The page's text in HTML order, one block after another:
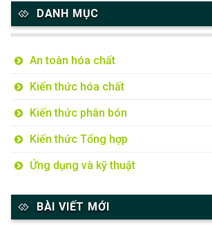
DANH MỤC
An toàn hóa chất
Kiến thức hóa chất
Kiến thức phân bón
Kiến thức Tổng hợp
Ứng dụng và kỹ thuật
BÀI VIẾT MỚI